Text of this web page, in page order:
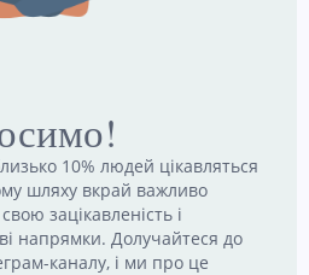
10% людей цікавляться
шляху вкрай важливо
зацікавленість і
напрямки. Долучайтеся до
каналу, і ми про це